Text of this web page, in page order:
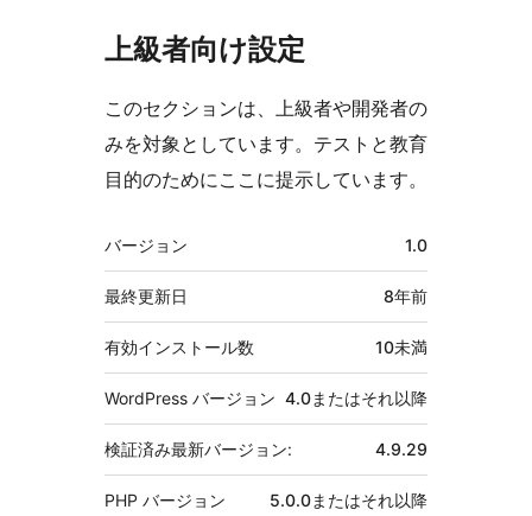
上級者向け設定
このセクションは、上級者や開発者の
みを対象としています。テストと教育
目的のためにここに提示しています。
メ
タ
バージョン 1.0
最終更新日 8年前
有効インストール数 10未満
WordPress バージョン 4.0またはそれ以降
検証済み最新バージョン: 4.9.29
PHP バージョン 5.0.0またはそれ以降